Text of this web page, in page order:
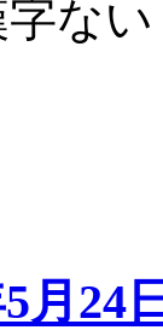
な
月24